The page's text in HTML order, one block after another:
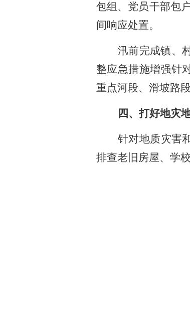
包组、党员干部包
间响应处置。
汛前完成镇、
整应急措施增强针
重点河段、滑坡路
四、打好地灾
针对地质灾害
排查老旧房屋、学